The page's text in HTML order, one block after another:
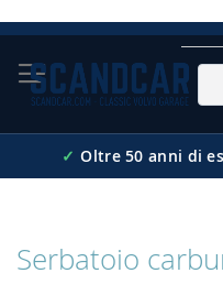
Skip
Content
✓ Oltre 50 anni di
Serbatoio